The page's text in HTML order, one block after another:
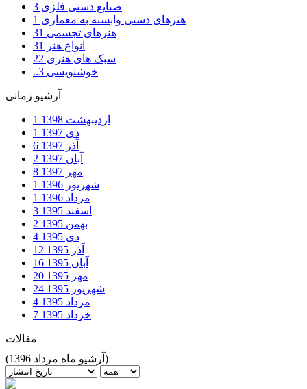
صنایع دستی فلزی 3
هنرهای دستی وابسته به معماری 1
هنرهای تجسمی 31
انواع هنر
31
سبک های هنری 22
..خوشنویسی 3
آرشیو زمانی
اردیبهشت 1398
1
دی 1397
1
آذر 1397
6
آبان 1397
2
مهر 1397
8
شهریور 1396
1
مرداد 1396
1
اسفند 1395
3
بهمن 1395
2
دی 1395
4
آذر 1395
12
آبان 1395
16
مهر 1395
20
شهریور 1395
24
مرداد 1395
4
خرداد 1395
7
مقالات
(آرشیو ماه مرداد 1396)